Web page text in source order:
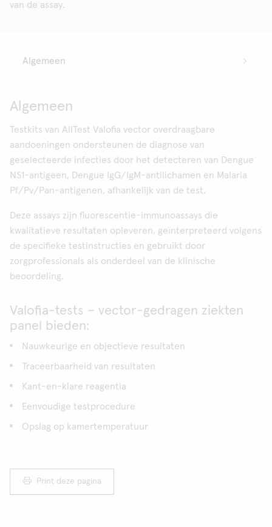
van de assay.
Algemeen
Testkits van AllTest Valofia vector overdraagbare
aandoeningen ondersteunen de diagnose van
geselecteerde infecties door het detecteren van Dengue
NS1-antigeen, Dengue IgG/IgM-antilichamen en Malaria
Pf/Pv/Pan-antigenen, afhankelijk van de test.
Deze assays zijn fluorescentie-immunoassays die
kwalitatieve resultaten opleveren, geïnterpreteerd volgens
de specifieke testinstructies en gebruikt door
zorgprofessionals als onderdeel van de klinische
beoordeling.
Valofia-tests – vector-gedragen ziekten
panel bieden:
Nauwkeurige en objectieve resultaten
Traceerbaarheid van resultaten
Kant-en-klare reagentia
Eenvoudige testprocedure
Opslag op kamertemperatuur
Print deze pagina